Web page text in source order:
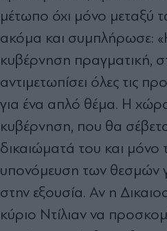
μέτωπο όχι μόνο μεταξύ
ακόμα και συμπλήρωσε:
κυβέρνηση πραγματική,
αντιμετωπίσει όλες τις
για ένα απλό θέμα. Η
κυβέρνηση, που θα
δικαιώματά του και μόνο
υπονόμευση των θεσμών
στην εξουσία. Αν η
κύριο Ντίλιαν να